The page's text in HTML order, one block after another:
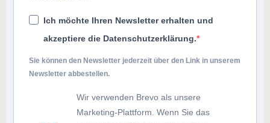
Ich möchte Ihren Newsletter erhalten und
akzeptiere die Datenschutzerklärung.
Sie können den Newsletter jederzeit über den Link in unserem
Newsletter abbestellen.
Wir verwenden Brevo als unsere
Marketing-Plattform. Wenn Sie das